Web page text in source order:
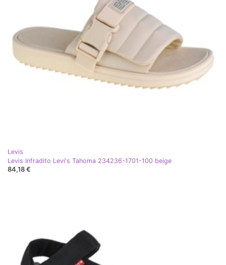
Levis
Levis Infradito Levi's Tahoma 234236-1701-100 beige
84,18 €